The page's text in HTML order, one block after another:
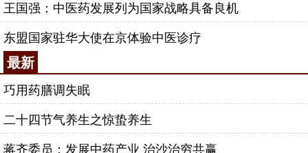
王国强：中医药发展列为国家战略具备良机
东盟国家驻华大使在京体验中医诊疗
最新
巧用药膳调失眠
二十四节气养生之惊蛰养生
蒋齐委员：发展中药产业 治沙治穷共赢